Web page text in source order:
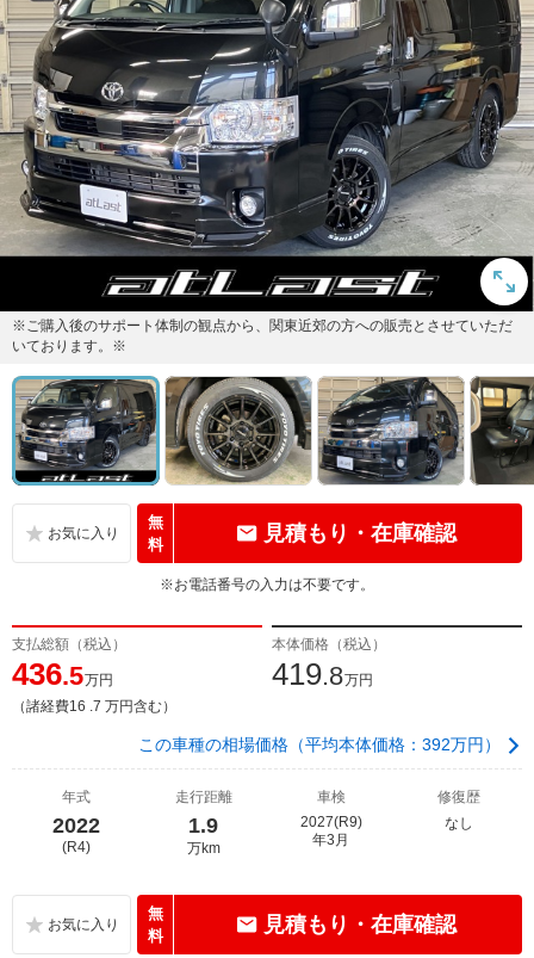
※ご購入後のサポート体制の観点から、関東近郊の方への販売とさせていただ
いております。※
無
料
見積もり・在庫確認
※お電話番号の入力は不要です。
支払総額（税込）
436.5万円
（諸経費16 .7 万円含む）
本体価格（税込）
419.8万円
この車種の相場価格（平均本体価格：392万円）
年式
2022
(R4)
走行距離
1.9
万km
車検
2027(R9)
年3月
修復歴
なし
無
料
見積もり・在庫確認